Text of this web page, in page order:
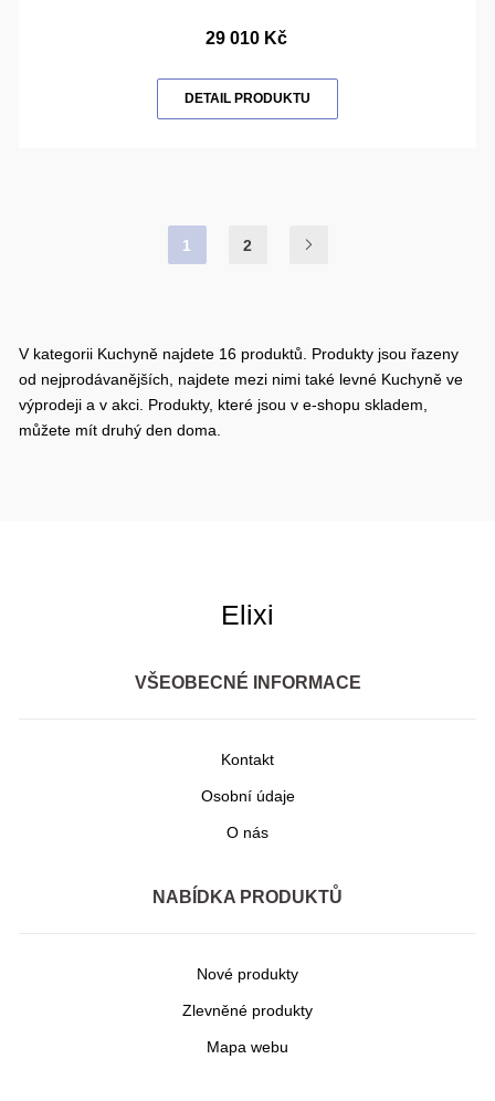
29 010 Kč
DETAIL PRODUKTU
1 2
V kategorii Kuchyně najdete 16 produktů. Produkty jsou řazeny
od nejprodávanějších, najdete mezi nimi také levné Kuchyně ve
výprodeji a v akci. Produkty, které jsou v e-shopu skladem,
můžete mít druhý den doma.
Elixi
VŠEOBECNÉ INFORMACE
Kontakt
Osobní údaje
O nás
NABÍDKA PRODUKTŮ
Nové produkty
Zlevněné produkty
Mapa webu